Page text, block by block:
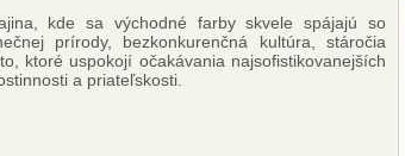
kde sa východné farby skvele spájajú so
prírody, bezkonkurenčná kultúra, stáročia
ktoré uspokojí očakávania najsofistikovanejších
a priateľskosti.